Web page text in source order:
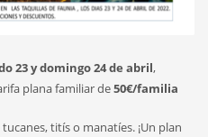
23 y domingo 24 de abril,
plana familiar de50€/familia
titís o manatíes. ¡Un plan